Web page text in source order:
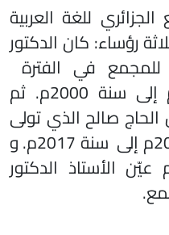
للغة العربية
سنة 1986 م ثلاثة رؤساء: كان الدكتور
في الفترة
الممتدة من سنة 1998م إلى سنة 2000م. ثم
الحاج صالح الذي تولى
رئاسة المجمع من سنة 2000م إلى سنة 2017م. و
يناير- جانفي 2023 م عيّن الأستاذ الدكتور